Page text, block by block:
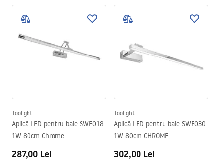
Toolight
Aplică LED pentru baie SWE018-
1W 80cm Chrome
287,00 Lei
Toolight
Aplică LED pentru baie SWE030-
1W 80cm CHROME
302,00 Lei